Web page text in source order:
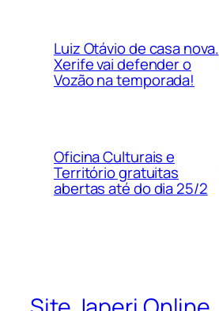
Luiz Otávio de casa nova.
Xerife vai defender o
Vozão na temporada!
Oficina Culturais e
Território gratuitas
abertas até do dia 25/2